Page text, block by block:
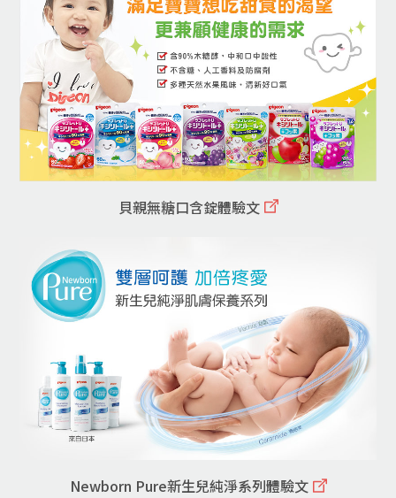
貝親無糖口含錠體驗文
Newborn Pure新生兒純淨系列體驗文